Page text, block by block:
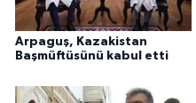
Arpaguş, Kazakistan
Başmüftüsünü kabul etti